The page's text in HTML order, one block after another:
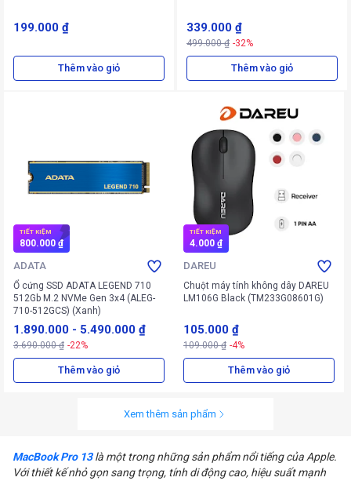
199.000 ₫
Thêm vào giỏ
339.000 ₫
499.000 ₫ -32%
Thêm vào giỏ
TIẾT KIỆM
800.000 ₫
ADATA
Ổ cứng SSD ADATA LEGEND 710
512Gb M.2 NVMe Gen 3x4 (ALEG-
710-512GCS) (Xanh)
1.890.000 - 5.490.000 ₫
3.690.000 ₫ -22%
Thêm vào giỏ
TIẾT KIỆM
4.000 ₫
DAREU
Chuột máy tính không dây DAREU
LM106G Black (TM233G08601G)
105.000 ₫
109.000 ₫ -4%
Thêm vào giỏ
Xem thêm sản phẩm
MacBook Pro 13là một trong những sản phẩm nổi tiếng của Apple.
Với thiết kế nhỏ gọn sang trọng, tính di động cao, hiệu suất mạnh